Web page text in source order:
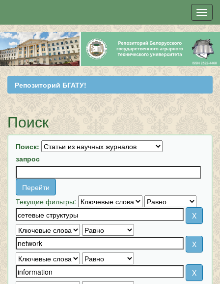
Skip
navigation
Репозиторий БГАТУ!
Поиск
Поиск:
запрос
Текущие фильтры: